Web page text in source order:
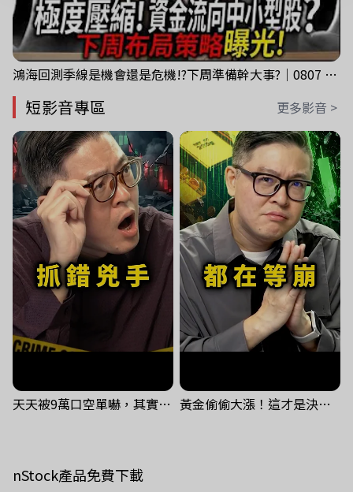
鴻海回測季線是機會還是危機!?下周準備幹大事?｜0807 #3661 #2317 #2317鴻海
短影音專區 更多影音 >
天天被9萬口空單嚇，其實你盯錯地方了｜Mr.Jimmy高志銘 #台股 #外資期貨 #融資 黃金偷偷大漲！這才是決定台股生死的「真風向球」！｜Mr.Jimmy高志銘 #黃金 #美元指數 #聯準會
nStock產品免費下載